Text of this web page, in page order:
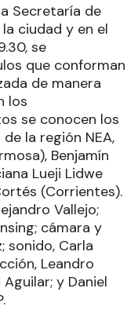
Secretaría de
ciudad y en el
se
que conforman
de manera
los
se conocen los
la región NEA,
Benjamín
Lueji Lidwe
(Corrientes).
Vallejo;
cámara y
sonido, Carla
Leandro
y Daniel